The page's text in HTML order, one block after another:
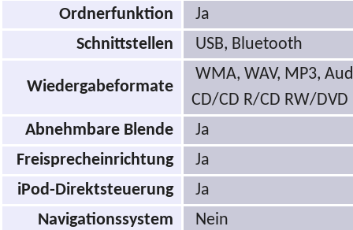
Ordnerfunktion
Ja
Schnittstellen
USB, Bluetooth
Wiedergabeformate
WMA, WAV, MP3,
CD/CD R/CD RW/DVD
Abnehmbare Blende
Ja
Freisprecheinrichtung
Ja
iPod-Direktsteuerung
Ja
Navigationssystem
Nein